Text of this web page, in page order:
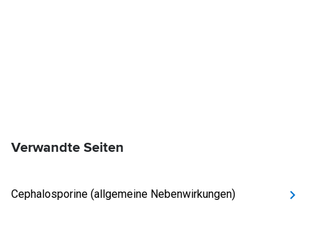
Verwandte Seiten
Cephalosporine (allgemeine Nebenwirkungen)